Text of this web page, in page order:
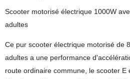
Scooter motorisé électrique 1000W
adultes
Ce pur scooter électrique motorisé de
adultes a une performance
route ordinaire commune, le scooter E